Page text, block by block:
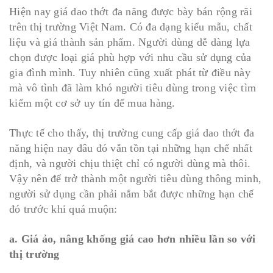
Hiện nay giá dao thớt đa năng được bày bán rộng rãi
trên thị trường Việt Nam. Có đa dạng kiểu mẫu, chất
liệu và giá thành sản phẩm. Người dùng dễ dàng lựa
chọn được loại giá phù hợp với nhu cầu sử dụng của
gia đình mình. Tuy nhiên cũng xuất phát từ điều này
mà vô tình đã làm khó người tiêu dùng trong việc tìm
kiếm một cơ sở uy tín để mua hàng.
Thực tế cho thấy, thị trường cung cấp giá dao thớt đa
năng hiện nay đâu đó vẫn tồn tại những hạn chế nhất
định, và người chịu thiệt chỉ có người dùng mà thôi.
Vậy nên để trở thành một người tiêu dùng thông minh,
người sử dụng cần phải nắm bắt được những hạn chế
đó trước khi quá muộn:
a. Giá ảo, nâng khống giá cao hơn nhiều lần so với
thị trường